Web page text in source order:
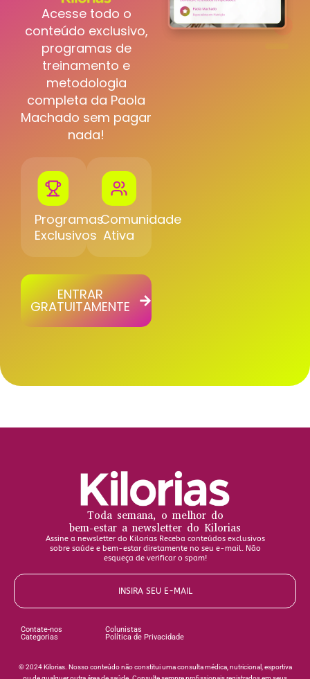
Acesse todo o
conteúdo exclusivo,
programas de
treinamento e
metodologia
completa da Paola
Machado sem pagar
nada!
Programas
Exclusivos
Comunidade
Ativa
ENTRAR
GRATUITAMENTE
Toda semana, o melhor do
bem-estar a newsletter do Kilorias
Assine a newsletter do Kilorias Receba conteúdos exclusivos
sobre saúde e bem-estar diretamente no seu e-mail. Não
esqueça de verificar o spam!
INSIRA SEU E-MAIL
Contate-nos
Categorias
Colunistas
Política de Privacidade
©️ 2024 Kilorias. Nosso conteúdo não constitui uma consulta médica, nutricional, esportiva